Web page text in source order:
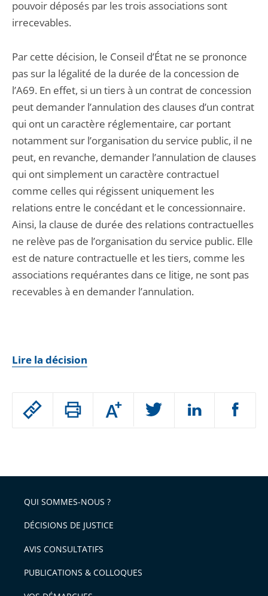
Passer
arriver
après
Augmenter
ou
l'article
pour
avant
pouvoir déposés par les trois associations sont
irrecevables.
Par cette décision, le Conseil d’État ne se prononce
pas sur la légalité de la durée de la concession de
l’A69. En effet, si un tiers à un contrat de concession
peut demander l’annulation des clauses d’un contrat
qui ont un caractère réglementaire, car portant
notamment sur l’organisation du service public, il ne
peut, en revanche, demander l’annulation de clauses
qui ont simplement un caractère contractuel
comme celles qui régissent uniquement les
relations entre le concédant et le concessionnaire.
Ainsi, la clause de durée des relations contractuelles
ne relève pas de l’organisation du service public. Elle
est de nature contractuelle et les tiers, comme les
associations requérantes dans ce litige, ne sont pas
recevables à en demander l’annulation.
Lire la décision
QUI SOMMES-NOUS ?
DÉCISIONS DE JUSTICE
AVIS CONSULTATIFS
PUBLICATIONS & COLLOQUES